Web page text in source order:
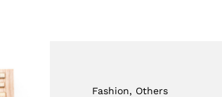
Fashion, Others